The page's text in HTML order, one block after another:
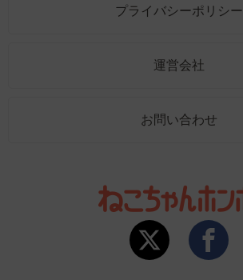
プライバシーポリシー
運営会社
お問い合わせ